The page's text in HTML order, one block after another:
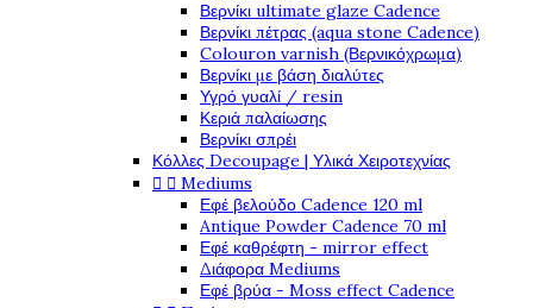
Βερνίκι ultimate glaze Cadence
Βερνίκι πέτρας (aqua stone Cadence)
Colouron varnish (Βερνικόχρωμα)
Βερνίκι με βάση διαλύτες
Υγρό γυαλί / resin
Κεριά παλαίωσης
Βερνίκι σπρέι
Κόλλες Decoupage | Υλικά Χειροτεχνίας
  Mediums
Εφέ βελούδο Cadence 120 ml
Antique Powder Cadence 70 ml
Εφέ καθρέφτη - mirror effect
Διάφορα Mediums
Εφέ βρύα - Moss effect Cadence